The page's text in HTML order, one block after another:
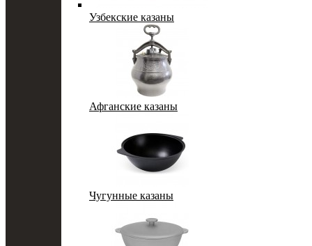
Узбекские казаны
Афганские казаны
Чугунные казаны